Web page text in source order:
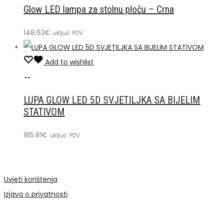
košaricu
Glow LED lampa za stolnu ploču – Crna
148.63€ uključ. PDV
Add to wishlist
košaricu
LUPA GLOW LED 5D SVJETILJKA SA BIJELIM
STATIVOM
185.81€ uključ. PDV
Uvjeti korištenja
Izjava o privatnosti